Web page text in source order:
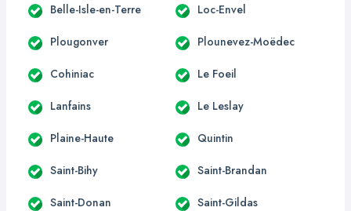
Belle-Isle-en-Terre Loc-Envel
Plougonver Plounevez-Moëdec
Cohiniac Le Foeil
Lanfains Le Leslay
Plaine-Haute Quintin
Saint-Bihy Saint-Brandan
Saint-Donan Saint-Gildas